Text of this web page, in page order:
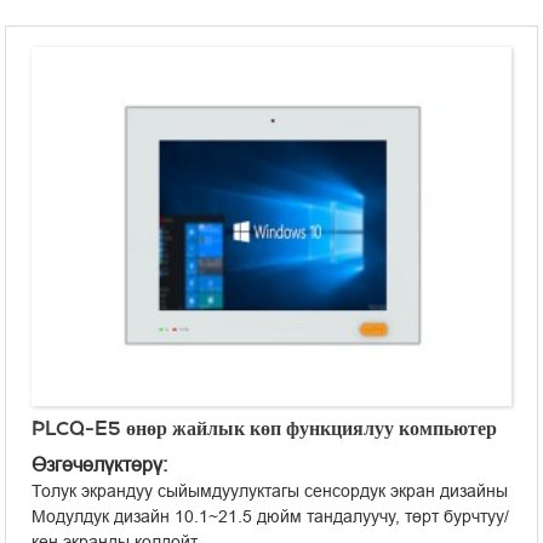
PLCQ-E5 өнөр жайлык көп функциялуу компьютер
Өзгөчөлүктөрү:
Толук экрандуу сыйымдуулуктагы сенсордук экран дизайны
Модулдук дизайн 10.1~21.5 дюйм тандалуучу, төрт бурчтуу/